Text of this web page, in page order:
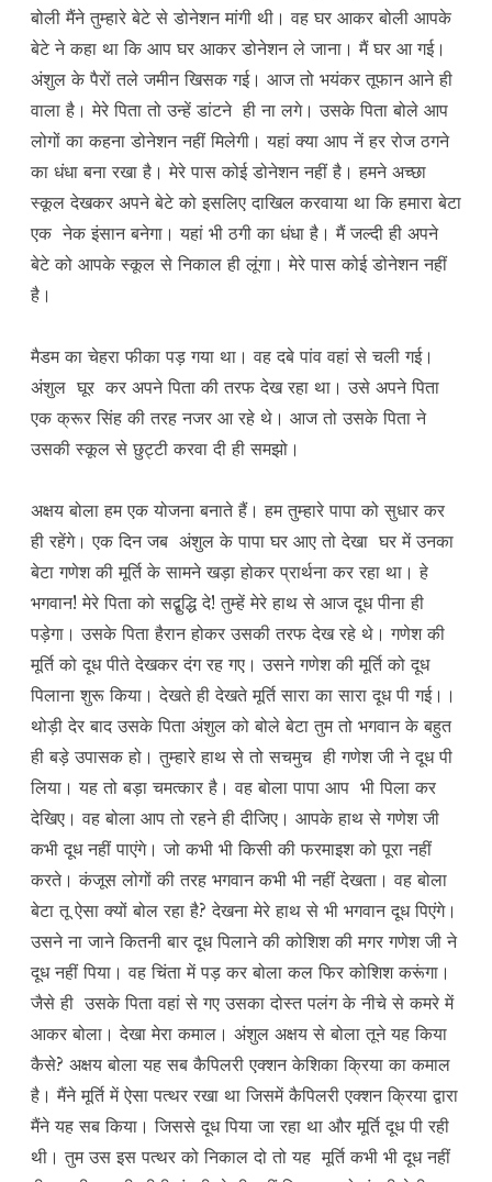
बोली मैंने तुम्हारे बेटे से डोनेशन मांगी थी। वह घर आकर बोली आपके
बेटे ने कहा था कि आप घर आकर डोनेशन ले जाना। मैं घर आ गई।
अंशुल के पैरों तले जमीन खिसक गई। आज तो भयंकर तूफान आने ही
वाला है। मेरे पिता तो उन्हें डांटने ही ना लगे। उसके पिता बोले आप
लोगों का कहना डोनेशन नहीं मिलेगी। यहां क्या आप नें हर रोज ठगने
का धंधा बना रखा है। मेरे पास कोई डोनेशन नहीं है। हमने अच्छा
स्कूल देखकर अपने बेटे को इसलिए दाखिल करवाया था कि हमारा बेटा
एक नेक इंसान बनेगा। यहां भी ठगी का धंधा है। मैं जल्दी ही अपने
बेटे को आपके स्कूल से निकाल ही लूंगा। मेरे पास कोई डोनेशन नहीं
है।
मैडम का चेहरा फीका पड़ गया था। वह दबे पांव वहां से चली गई।
अंशुल घूर कर अपने पिता की तरफ देख रहा था। उसे अपने पिता
एक क्रूर सिंह की तरह नजर आ रहे थे। आज तो उसके पिता ने
उसकी स्कूल से छुट्टी करवा दी ही समझो।
अक्षय बोला हम एक योजना बनाते हैं। हम तुम्हारे पापा को सुधार कर
ही रहेंगे। एक दिन जब अंशुल के पापा घर आए तो देखा घर में उनका
बेटा गणेश की मूर्ति के सामने खड़ा होकर प्रार्थना कर रहा था। हे
भगवान! मेरे पिता को सद्बुद्धि दे! तुम्हें मेरे हाथ से आज दूध पीना ही
पड़ेगा। उसके पिता हैरान होकर उसकी तरफ देख रहे थे। गणेश की
मूर्ति को दूध पीते देखकर दंग रह गए। उसने गणेश की मूर्ति को दूध
पिलाना शुरू किया। देखते ही देखते मूर्ति सारा का सारा दूध पी गई।।
थोड़ी देर बाद उसके पिता अंशुल को बोले बेटा तुम तो भगवान के बहुत
ही बड़े उपासक हो। तुम्हारे हाथ से तो सचमुच ही गणेश जी ने दूध पी
लिया। यह तो बड़ा चमत्कार है। वह बोला पापा आप भी पिला कर
देखिए। वह बोला आप तो रहने ही दीजिए। आपके हाथ से गणेश जी
कभी दूध नहीं पाएंगे। जो कभी भी किसी की फरमाइश को पूरा नहीं
करते। कंजूस लोगों की तरह भगवान कभी भी नहीं देखता। वह बोला
बेटा तू ऐसा क्यों बोल रहा है? देखना मेरे हाथ से भी भगवान दूध पिएंगे।
उसने ना जाने कितनी बार दूध पिलाने की कोशिश की मगर गणेश जी ने
दूध नहीं पिया। वह चिंता में पड़ कर बोला कल फिर कोशिश करूंगा।
जैसे ही उसके पिता वहां से गए उसका दोस्त पलंग के नीचे से कमरे में
आकर बोला। देखा मेरा कमाल। अंशुल अक्षय से बोला तूने यह किया
कैसे? अक्षय बोला यह सब कैपिलरी एक्शन केशिका क्रिया का कमाल
है। मैंने मूर्ति में ऐसा पत्थर रखा था जिसमें कैपिलरी एक्शन क्रिया द्वारा
मैंने यह सब किया। जिससे दूध पिया जा रहा था और मूर्ति दूध पी रही
थी। तुम उस इस पत्थर को निकाल दो तो यह मूर्ति कभी भी दूध नहीं